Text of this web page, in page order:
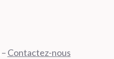
– Contactez-nous